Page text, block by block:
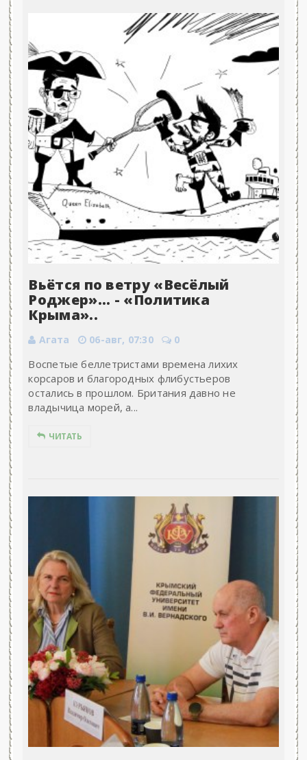
Вьётся по ветру «Весёлый
Роджер»... - «Политика
Крыма»..
Агата 06-авг, 07:30 0
Воспетые беллетристами времена лихих
корсаров и благородных флибустьеров
остались в прошлом. Британия давно не
владычица морей, а...
ЧИТАТЬ